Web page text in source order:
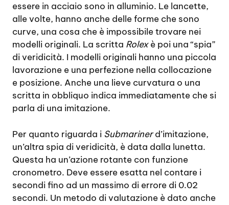
essere in acciaio sono in alluminio. Le lancette,
alle volte, hanno anche delle forme che sono
curve, una cosa che è impossibile trovare nei
modelli originali. La scritta Rolexè poi una “spia”
di veridicità. I modelli originali hanno una piccola
lavorazione e una perfezione nella collocazione
e posizione. Anche una lieve curvatura o una
scritta in obbliquo indica immediatamente che si
parla di una imitazione.
Per quanto riguarda i Submarinerd’imitazione,
un’altra spia di veridicità, è data dalla lunetta.
Questa ha un’azione rotante con funzione
cronometro. Deve essere esatta nel contare i
secondi fino ad un massimo di errore di 0.02
secondi. Un metodo di valutazione è dato anche